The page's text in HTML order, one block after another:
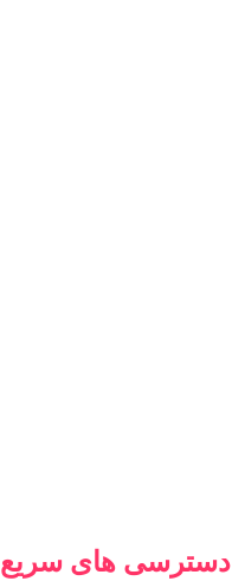
دسترسی های سریع